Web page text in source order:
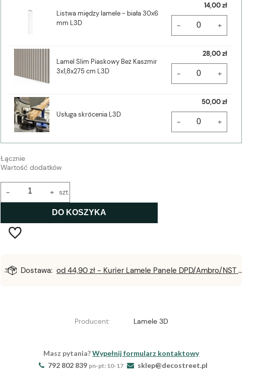
Listwa między lamele - biała 30x6
mm L3D
14,00 zł
- +
Lamel Slim Piaskowy Beż Kaszmir
3x1,8x275 cm L3D
28,00 zł
- +
Usługa skrócenia L3D
50,00 zł
- +
Łącznie
Wartość dodatków
+
- szt.
DO KOSZYKA
Dostawa: od 44,90 zł - Kurier Lamele Panele DPD/Ambro/NST
Producent: Lamele 3D
Masz pytania?Wypełnij formularz kontaktowy
792 802 839 pn-pt: 10-17 sklep@decostreet.pl